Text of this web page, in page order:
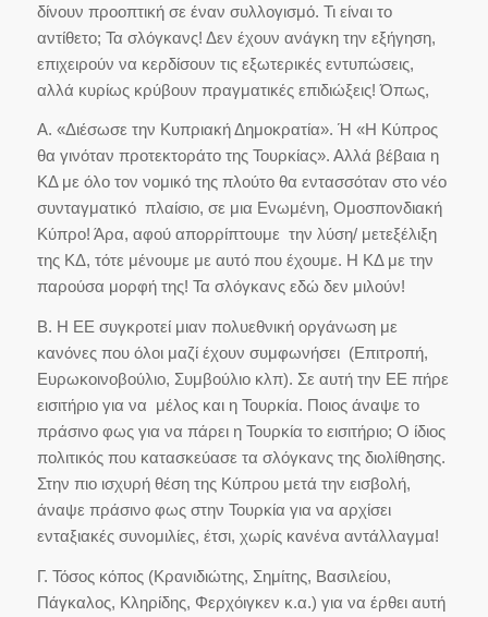
δίνουν προοπτική σε έναν συλλογισμό. Τι είναι το
αντίθετο; Τα σλόγκανς! Δεν έχουν ανάγκη την εξήγηση,
επιχειρούν να κερδίσουν τις εξωτερικές εντυπώσεις,
αλλά κυρίως κρύβουν πραγματικές επιδιώξεις! Όπως,
Α. «Διέσωσε την Κυπριακή Δημοκρατία». Ή «Η Κύπρος
θα γινόταν προτεκτοράτο της Τουρκίας». Αλλά βέβαια η
ΚΔ με όλο τον νομικό της πλούτο θα εντασσόταν στο νέο
συνταγματικό πλαίσιο, σε μια Ενωμένη, Ομοσπονδιακή
Κύπρο! Άρα, αφού απορρίπτουμε την λύση/ μετεξέλιξη
της ΚΔ, τότε μένουμε με αυτό που έχουμε. Η ΚΔ με την
παρούσα μορφή της! Τα σλόγκανς εδώ δεν μιλούν!
Β. Η ΕΕ συγκροτεί μιαν πολυεθνική οργάνωση με
κανόνες που όλοι μαζί έχουν συμφωνήσει (Επιτροπή,
Ευρωκοινοβούλιο, Συμβούλιο κλπ). Σε αυτή την ΕΕ πήρε
εισιτήριο για να μέλος και η Τουρκία. Ποιος άναψε το
πράσινο φως για να πάρει η Τουρκία το εισιτήριο; Ο ίδιος
πολιτικός που κατασκεύασε τα σλόγκανς της διολίθησης.
Στην πιο ισχυρή θέση της Κύπρου μετά την εισβολή,
άναψε πράσινο φως στην Τουρκία για να αρχίσει
ενταξιακές συνομιλίες, έτσι, χωρίς κανένα αντάλλαγμα!
Γ. Τόσος κόπος (Κρανιδιώτης, Σημίτης, Βασιλείου,
Πάγκαλος, Κληρίδης, Φερχόιγκεν κ.α.) για να έρθει αυτή